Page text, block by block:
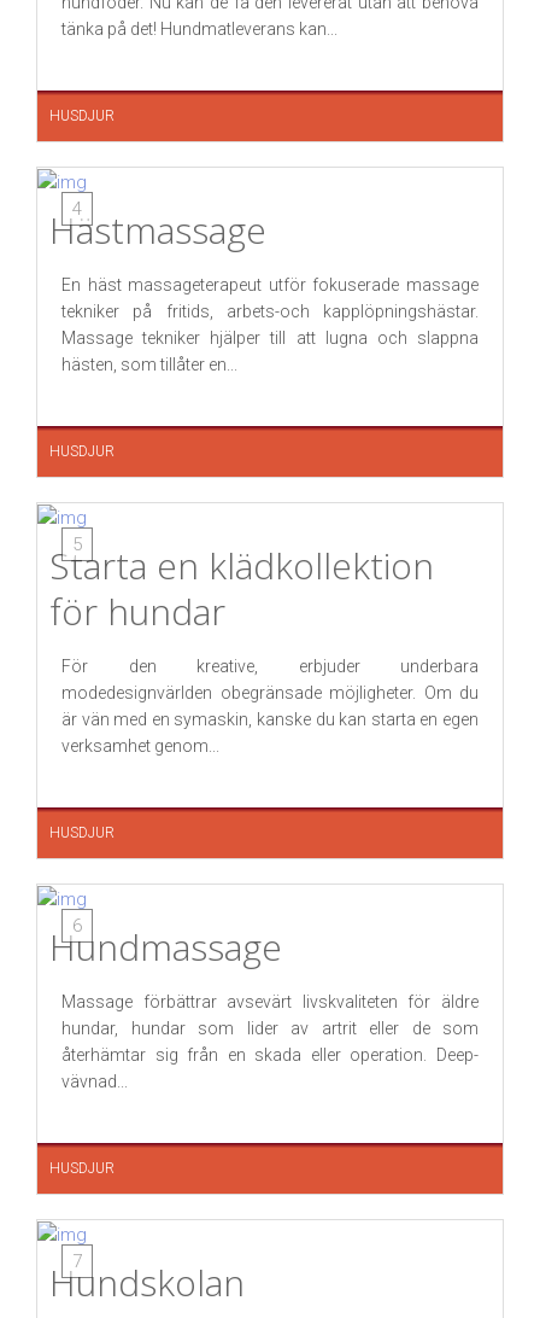
tänka på det! Hundmatleverans kan...
HUSDJUR
4
Hästmassage
En häst massageterapeut utför fokuserade massage
tekniker på fritids, arbets-och kapplöpningshästar.
Massage tekniker hjälper till att lugna och slappna
hästen, som tillåter en...
HUSDJUR
5
Starta en klädkollektion
för hundar
För den kreative, erbjuder underbara
modedesignvärlden obegränsade möjligheter. Om du
är vän med en symaskin, kanske du kan starta en egen
verksamhet genom...
HUSDJUR
6
Hundmassage
Massage förbättrar avsevärt livskvaliteten för äldre
hundar, hundar som lider av artrit eller de som
återhämtar sig från en skada eller operation. Deep-
vävnad...
HUSDJUR
7
Hundskolan